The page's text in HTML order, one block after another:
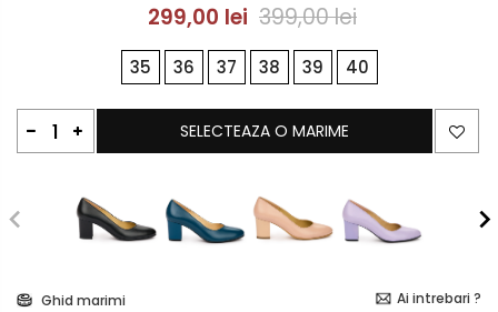
299,00 lei 399,00 lei
35 36 37 38 39 40
SELECTEAZA O MARIME
Ghid marimi Ai intrebari ?